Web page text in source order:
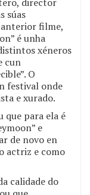
súas
anterior filme,
é unha
xéneros
cun
O
festival onde
e xurado.
que para ela é
e
de novo en
actriz e como
calidade do